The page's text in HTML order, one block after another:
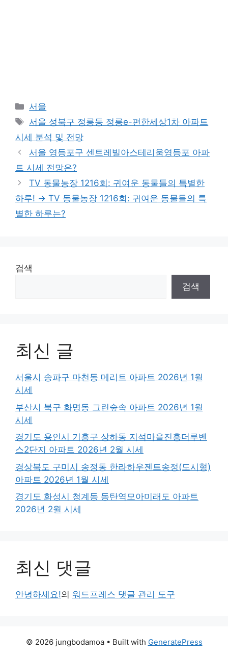
Categories
서울
Tags
서울 성북구 정릉동 정릉e-편한세상1차 아파트
시세 분석 및 전망
서울 영등포구 센트레빌아스테리움영등포 아파
트 시세 전망은?
TV 동물농장 1216회: 귀여운 동물들의 특별한
하루! → TV 동물농장 1216회: 귀여운 동물들의 특
별한 하루는?
검색
검색
최신 글
서울시 송파구 마천동 메리트 아파트 2026년 1월
시세
부산시 북구 화명동 그린숲속 아파트 2026년 1월
시세
경기도 용인시 기흥구 상하동 지석마을진흥더루벤
스2단지 아파트 2026년 2월 시세
경상북도 구미시 송정동 한라하우젠트송정(도시형)
아파트 2026년 1월 시세
경기도 화성시 청계동 동탄역모아미래도 아파트
2026년 2월 시세
최신 댓글
안녕하세요!의 워드프레스 댓글 관리 도구
© 2026 jungbodamoa• Built with GeneratePress